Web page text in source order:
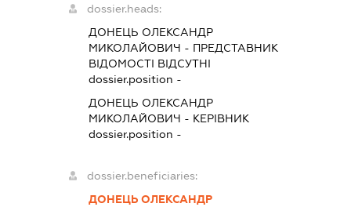
dossier.heads:
ДОНЕЦЬ ОЛЕКСАНДР
МИКОЛАЙОВИЧ - ПРЕДСТАВНИК
ВІДОМОСТІ ВІДСУТНІ
dossier.position -
ДОНЕЦЬ ОЛЕКСАНДР
МИКОЛАЙОВИЧ - КЕРІВНИК
dossier.position -
dossier.beneficiaries:
ДОНЕЦЬ ОЛЕКСАНДР